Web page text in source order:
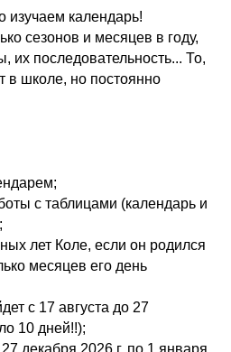
изучаем календарь!
сезонов и месяцев в году,
их последовательность... То,
в школе, но постоянно
с таблицами (календарь и
лет Коле, если он родился
месяцев его день
с 17 августа до 27
10 дней!!);
декабря 2026 г. по 1 января